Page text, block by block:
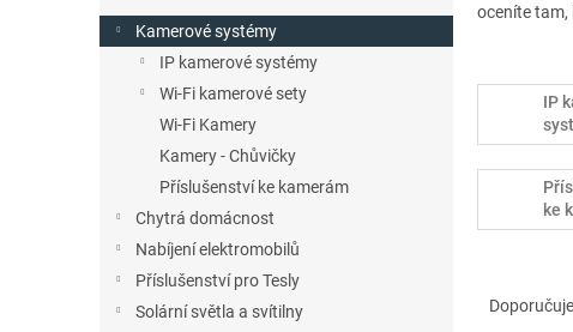
r
a
Kamerové systémy
IP kamerové systémy
Wi-Fi kamerové sety
Wi-Fi Kamery
Kamery - Chůvičky
Příslušenství ke kamerám
Chytrá domácnost
Nabíjení elektromobilů
Příslušenství pro Tesly
Solární světla a svítilny
oceníte tam,
IP
ke